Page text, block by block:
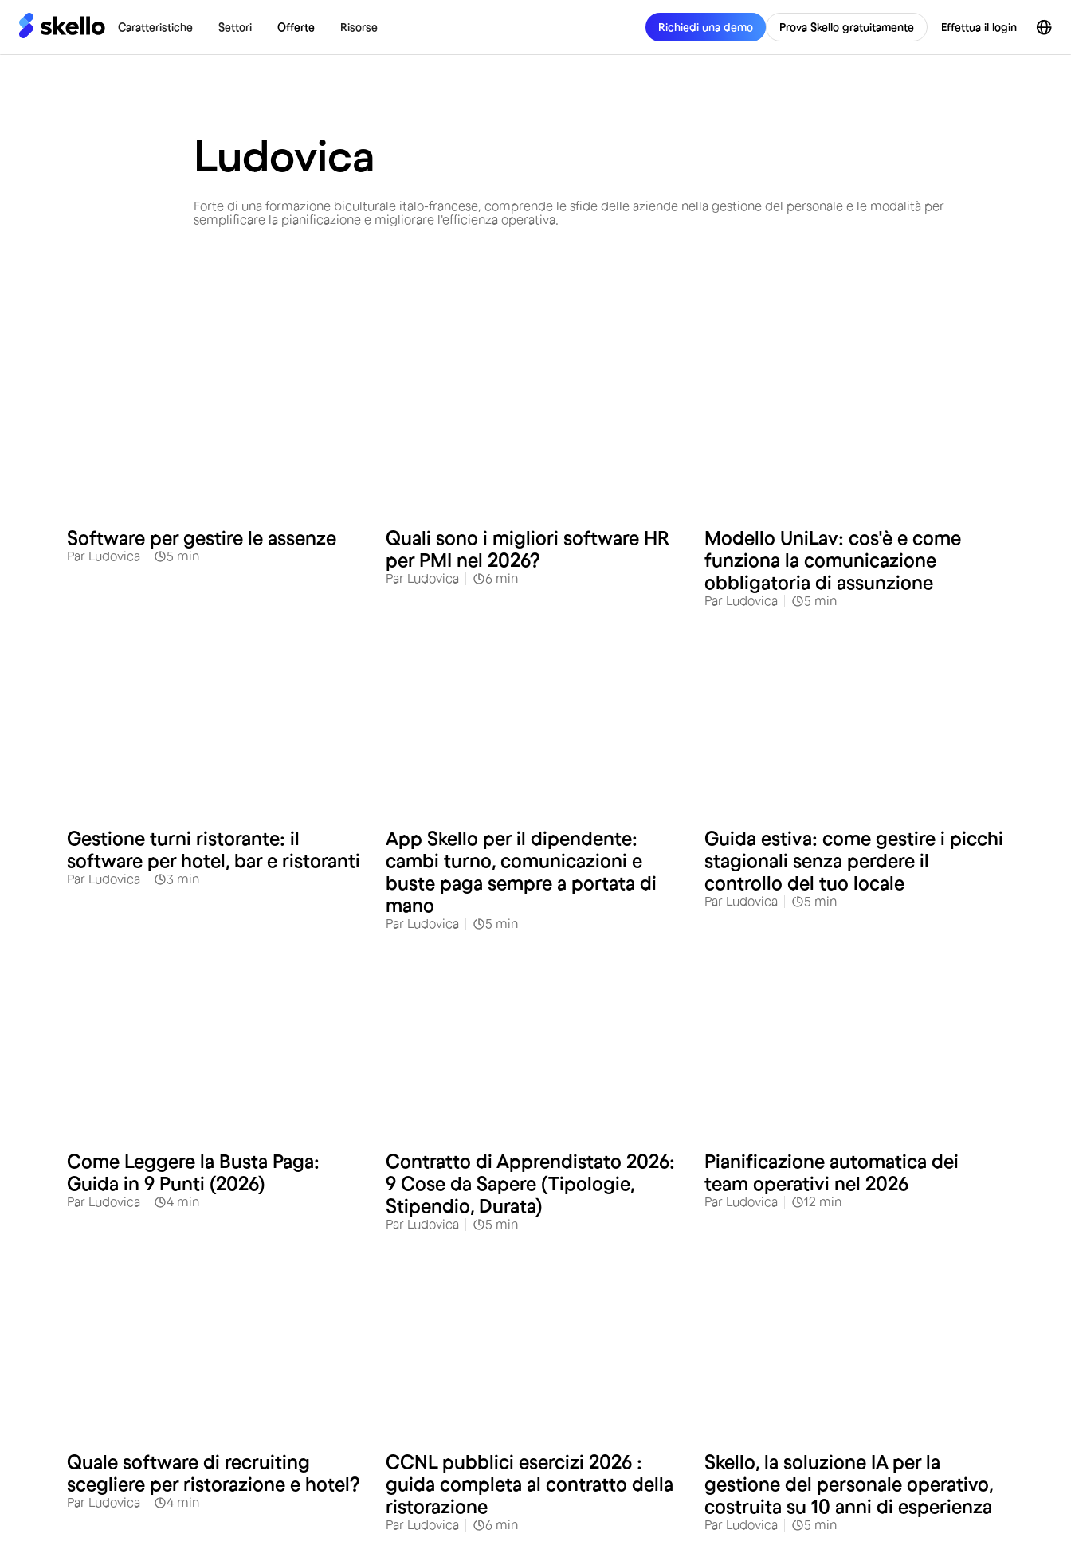
Caratteristiche Settori Offerte Risorse Richiedi una demo Prova Skello gratuitamente Effettua il login
Ludovica
Forte di una formazione biculturale italo-francese, comprende le sfide delle aziende nella gestione del personale e le modalità per
semplificare la pianificazione e migliorare l'efficienza operativa.
Software per gestire le assenze
Par Ludovica 5 min
Quali sono i migliori software HR
per PMI nel 2026?
Par Ludovica 6 min
Modello UniLav: cos'è e come
funziona la comunicazione
obbligatoria di assunzione
Par Ludovica 5 min
Gestione turni ristorante: il
software per hotel, bar e ristoranti
Par Ludovica 3 min
App Skello per il dipendente:
cambi turno, comunicazioni e
buste paga sempre a portata di
mano
Par Ludovica 5 min
Guida estiva: come gestire i picchi
stagionali senza perdere il
controllo del tuo locale
Par Ludovica 5 min
Come Leggere la Busta Paga:
Guida in 9 Punti (2026)
Par Ludovica 4 min
Contratto di Apprendistato 2026:
9 Cose da Sapere (Tipologie,
Stipendio, Durata)
Par Ludovica 5 min
Pianificazione automatica dei
team operativi nel 2026
Par Ludovica 12 min
Quale software di recruiting
scegliere per ristorazione e hotel?
Par Ludovica 4 min
CCNL pubblici esercizi 2026 :
guida completa al contratto della
ristorazione
Par Ludovica 6 min
Skello, la soluzione IA per la
gestione del personale operativo,
costruita su 10 anni di esperienza
Par Ludovica 5 min